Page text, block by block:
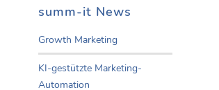
summ-it News
Growth Marketing
KI-gestützte Marketing-
Automation